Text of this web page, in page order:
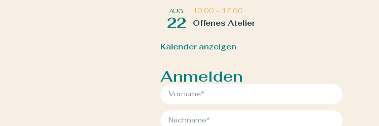
AUG.
22
10:00 – 17:00
Offenes Atelier
Kalender anzeigen
Anmelden